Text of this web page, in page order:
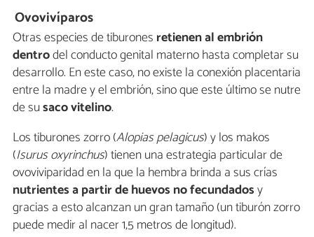
Ovovivíparos
Otras especies de tiburones retienen al embrión
dentrodel conducto genital materno hasta completar su
desarrollo. En este caso, no existe la conexión placentaria
entre la madre y el embrión, sino que este último se nutre
de susaco vitelino.
Los tiburones zorro (Alopias pelagicus) y los makos
(Isurus oxyrinchus) tienen una estrategia particular de
ovoviviparidad en la que la hembra brinda a sus crías
nutrientes a partir de huevos no fecundadosy
gracias a esto alcanzan un gran tamaño (un tiburón zorro
puede medir al nacer 1,5 metros de longitud).